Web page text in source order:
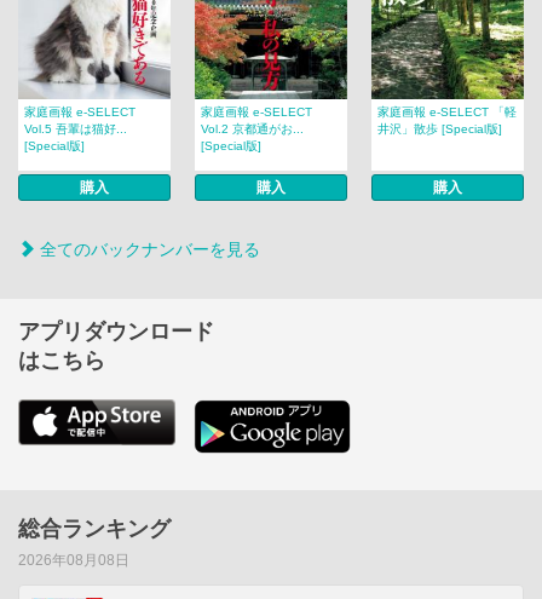
家庭画報 e-SELECT
Vol.5 吾輩は猫好...
[Special版]
購入
家庭画報 e-SELECT
Vol.2 京都通がお...
[Special版]
購入
家庭画報 e-SELECT 「軽
井沢」散歩 [Special版]
購入
全てのバックナンバーを見る
アプリダウンロード
はこちら
総合ランキング
2026年08月08日